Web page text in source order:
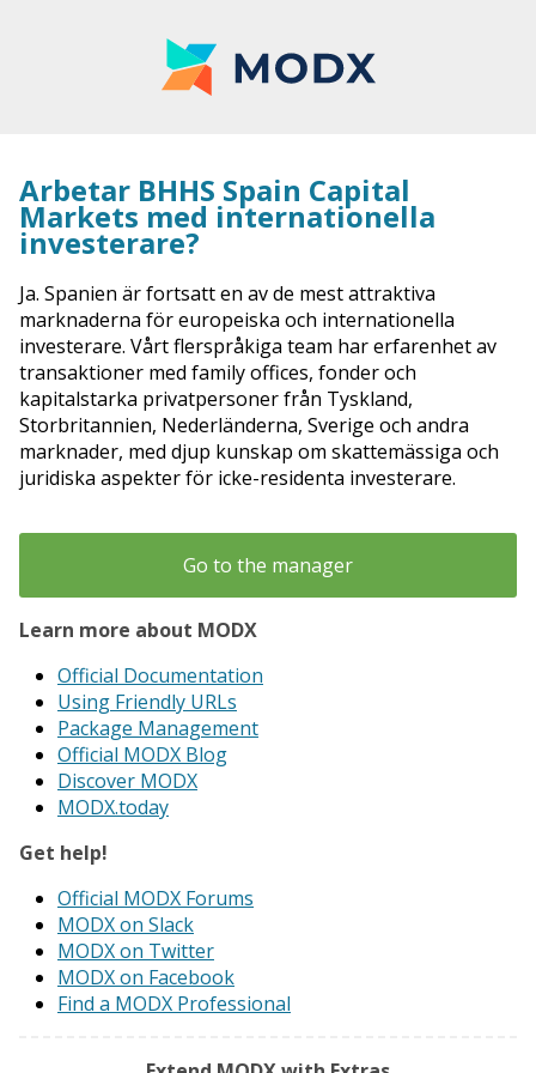
Arbetar BHHS Spain Capital
Markets med internationella
investerare?
Ja. Spanien är fortsatt en av de mest attraktiva
marknaderna för europeiska och internationella
investerare. Vårt flerspråkiga team har erfarenhet av
transaktioner med family offices, fonder och
kapitalstarka privatpersoner från Tyskland,
Storbritannien, Nederländerna, Sverige och andra
marknader, med djup kunskap om skattemässiga och
juridiska aspekter för icke-residenta investerare.
Go to the manager
Learn more about MODX
Official Documentation
Using Friendly URLs
Package Management
Official MODX Blog
Discover MODX
MODX.today
Get help!
Official MODX Forums
MODX on Slack
MODX on Twitter
MODX on Facebook
Find a MODX Professional